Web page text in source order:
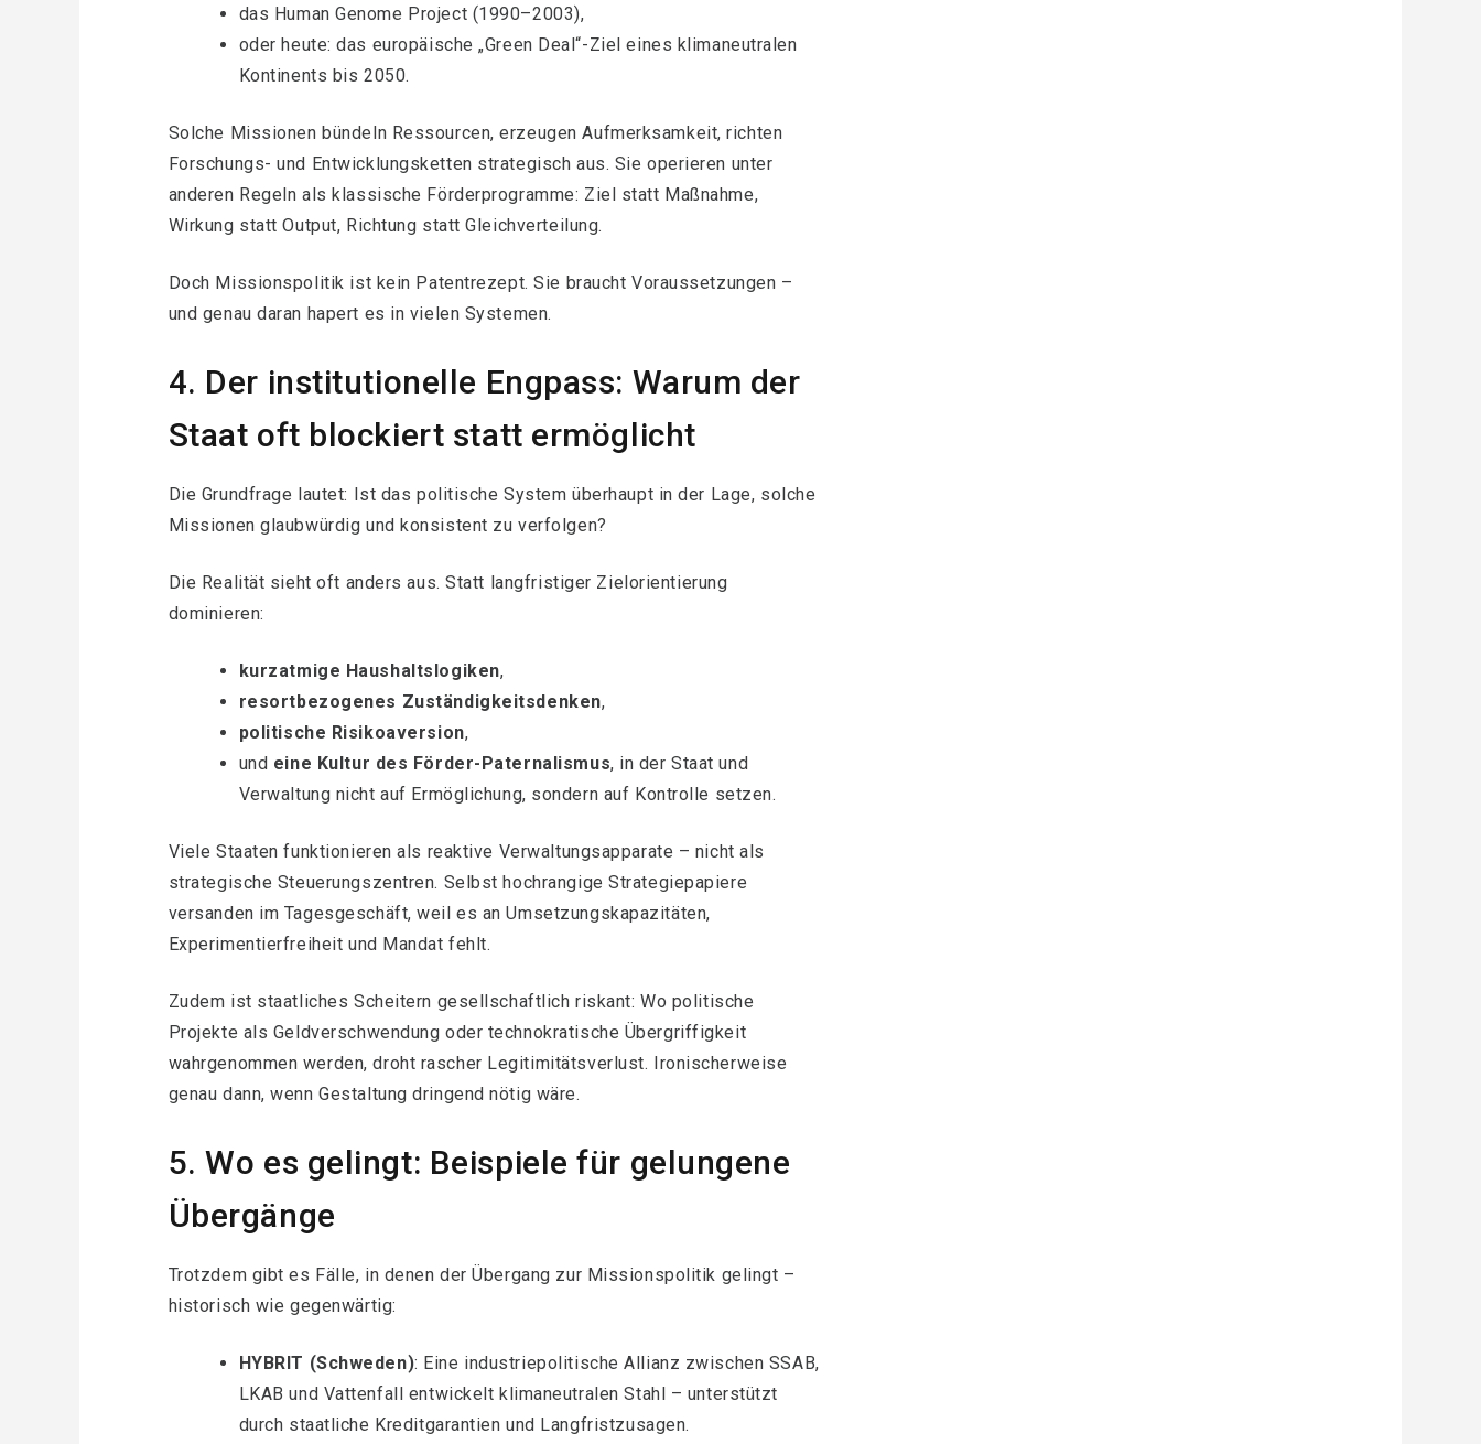
das Human Genome Project (1990–2003),
oder heute: das europäische „Green Deal“-Ziel eines klimaneutralen
Kontinents bis 2050.
Solche Missionen bündeln Ressourcen, erzeugen Aufmerksamkeit, richten
Forschungs- und Entwicklungsketten strategisch aus. Sie operieren unter
anderen Regeln als klassische Förderprogramme: Ziel statt Maßnahme,
Wirkung statt Output, Richtung statt Gleichverteilung.
Doch Missionspolitik ist kein Patentrezept. Sie braucht Voraussetzungen –
und genau daran hapert es in vielen Systemen.
4. Der institutionelle Engpass: Warum der
Staat oft blockiert statt ermöglicht
Die Grundfrage lautet: Ist das politische System überhaupt in der Lage, solche
Missionen glaubwürdig und konsistent zu verfolgen?
Die Realität sieht oft anders aus. Statt langfristiger Zielorientierung
dominieren:
kurzatmige Haushaltslogiken,
resortbezogenes Zuständigkeitsdenken,
politische Risikoaversion,
und eine Kultur des Förder-Paternalismus, in der Staat und
Verwaltung nicht auf Ermöglichung, sondern auf Kontrolle setzen.
Viele Staaten funktionieren als reaktive Verwaltungsapparate – nicht als
strategische Steuerungszentren. Selbst hochrangige Strategiepapiere
versanden im Tagesgeschäft, weil es an Umsetzungskapazitäten,
Experimentierfreiheit und Mandat fehlt.
Zudem ist staatliches Scheitern gesellschaftlich riskant: Wo politische
Projekte als Geldverschwendung oder technokratische Übergriffigkeit
wahrgenommen werden, droht rascher Legitimitätsverlust. Ironischerweise
genau dann, wenn Gestaltung dringend nötig wäre.
5. Wo es gelingt: Beispiele für gelungene
Übergänge
Trotzdem gibt es Fälle, in denen der Übergang zur Missionspolitik gelingt –
historisch wie gegenwärtig:
HYBRIT (Schweden): Eine industriepolitische Allianz zwischen SSAB,
LKAB und Vattenfall entwickelt klimaneutralen Stahl – unterstützt
durch staatliche Kreditgarantien und Langfristzusagen.